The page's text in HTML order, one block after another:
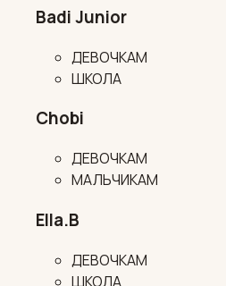
Badi Junior
ДЕВОЧКАМ
ШКОЛА
Chobi
ДЕВОЧКАМ
МАЛЬЧИКАМ
Ella.B
ДЕВОЧКАМ
ШКОЛА